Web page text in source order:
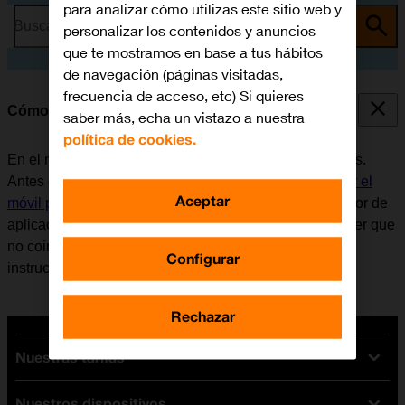
Busca por problema o tema
Cómo utilizar Google Maps
En el móvil se puede utilizar la aplicación Google Maps.
Antes de utilizar Google Maps, es necesarioconfigurar el
móvil para internet
. Tener en cuenta que el desarrollador de
aplicaciones va actualizando la app y por eso puede ser que
no coincida exactamente con el contenido de esta
instrucción.
Nuestras tarifas
para analizar cómo utilizas este sitio web y
personalizar los contenidos y anuncios
que te mostramos en base a tus hábitos
de navegación (páginas visitadas,
frecuencia de acceso, etc) Si quieres
saber más, echa un vistazo a nuestra
política de cookies.
Configurar
Rechazar
Aceptar